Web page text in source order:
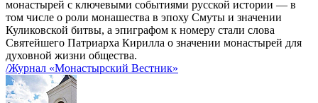
монастырей с ключевыми событиями русской истории — в
том числе о роли монашества в эпоху Смуты и значении
Куликовской битвы, а эпиграфом к номеру стали слова
Святейшего Патриарха Кирилла о значении монастырей для
духовной жизни общества.
/Журнал «Монастырский Вестник»